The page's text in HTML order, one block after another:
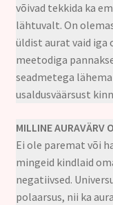
võivad tekkida ka
lähtuvalt. On
üldist aurat vaid iga
meetodiga
seadmetega
usaldusväärsust
MILLINE AURAVÄRV
Ei ole paremat või
mingeid kindlaid
negatiivsed.
polaarsus, nii ka